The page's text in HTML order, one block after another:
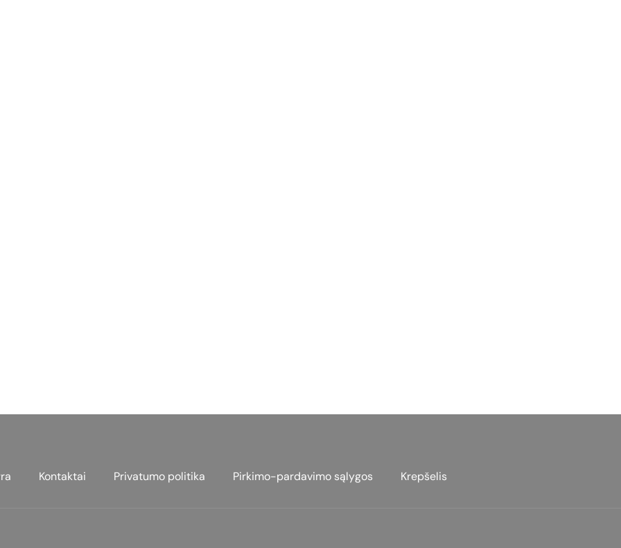
Kontaktai Privatumo politika Pirkimo-pardavimo sąlygos Krepšelis